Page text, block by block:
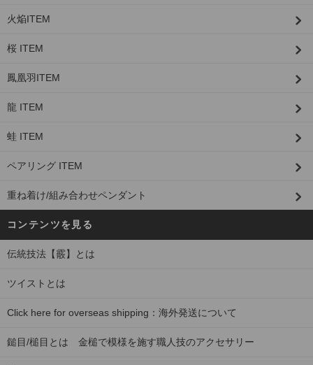
火焔ITEM
桜 ITEM
鳳凰羽ITEM
龍 ITEM
蛙 ITEM
ペアリング ITEM
重ね着け/組み合わせペンダント
コンテンツを見る
伝統技法【霰】とは
ツイストとは
Click here for overseas shipping：海外発送について
鎚目/槌目とは 金槌で模様を施す職人技のアクセサリー